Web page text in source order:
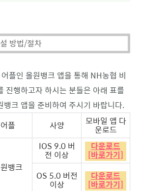
방법/절차
플인 올원뱅크 앱을 통해 NH농협 비
진행하고자 하시는 분들은 아래 표를
뱅크 앱을 준비하여 주시기 바랍니다.
어플 사양 모바일 앱 다
운로드
뱅크
IOS 9.0 버
전 이상
다운로드
[바로가기]
OS 5.0 버전
이상
다운로드
[바로가기]